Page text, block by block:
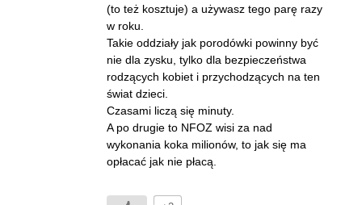
(to też kosztuje) a używasz tego parę razy
w roku.
Takie oddziały jak porodówki powinny być
nie dla zysku, tylko dla bezpieczeństwa
rodzących kobiet i przychodzących na ten
świat dzieci.
Czasami liczą się minuty.
A po drugie to NFOZ wisi za nad
wykonania koka milionów, to jak się ma
opłacać jak nie płacą.